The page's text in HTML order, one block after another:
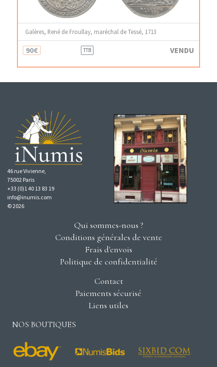
Galères, René de Froullay, maréchal de Tessé, 1713
90€ TTB VENDU
46 rue Vivienne,
75002 Paris
+33 (0)1 40 13 83 19
info@inumis.com
© 2026
Qui sommes-nous ?
Conditions générales de vente
Frais d'envois
Politique de confidentialité
Contact
Paiements sécurisé
Liens utiles
NOS BOUTIQUES